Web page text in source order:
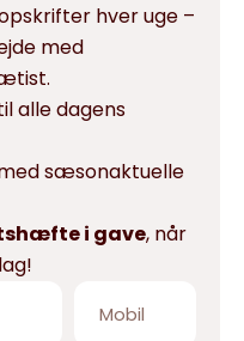
hver uge –
med
alle dagens
sæsonaktuelle
i gave, når